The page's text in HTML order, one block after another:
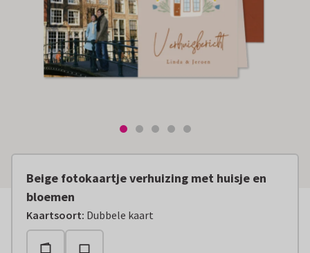
Beige fotokaartje verhuizing met huisje en
bloemen
Kaartsoort: Dubbele kaart